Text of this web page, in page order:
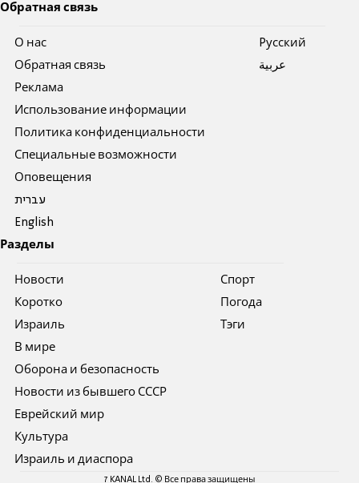
Обратная связь
О нас
Обратная связь
Реклама
Использование информации
Политика конфиденциальности
Специальные возможности
Оповещения
עברית
English
Pусский
عربية
Разделы
Новости
Коротко
Израиль
В мире
Оборона и безопасность
Новости из бывшего СССР
Еврейский мир
Культура
Израиль и диаспора
Спорт
Погода
Тэги
7 KANAL Ltd. © Все права защищены